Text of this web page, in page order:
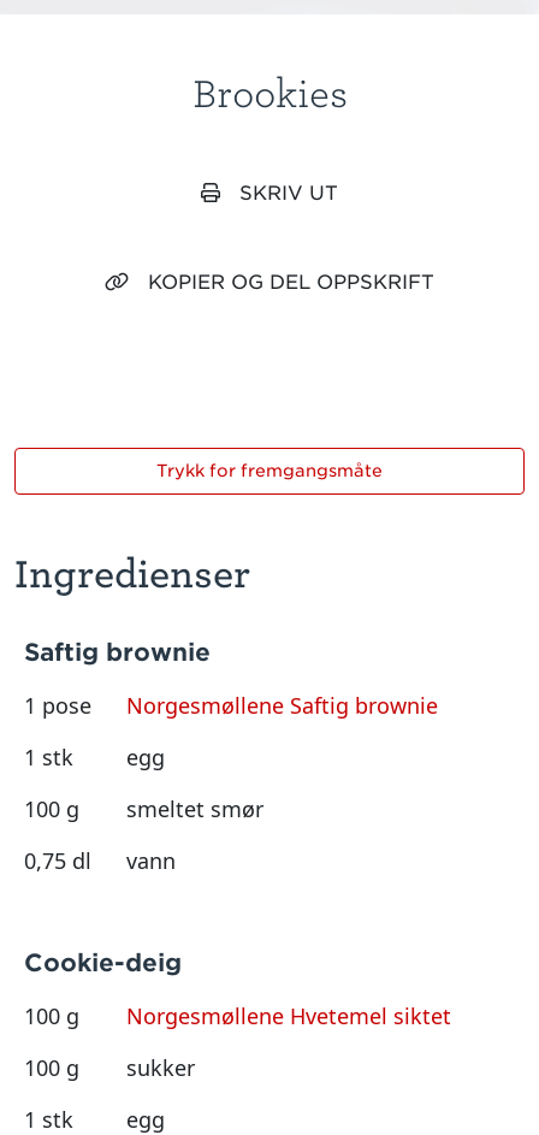
Brookies
SKRIV UT
KOPIER OG DEL OPPSKRIFT
Ingredienser
Saftig brownie
1 pose
Norgesmøllene Saftig brownie
1 stk
egg
100 g
smeltet smør
0,75 dl
vann
Cookie-deig
100 g
Norgesmøllene Hvetemel siktet
100 g
sukker
1 stk
egg
Trykk for fremgangsmåte